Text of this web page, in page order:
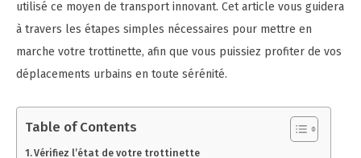
utilisé ce moyen de transport innovant. Cet article vous guidera
à travers les étapes simples nécessaires pour mettre en
marche votre trottinette, afin que vous puissiez profiter de vos
déplacements urbains en toute sérénité.
Table of Contents
Vérifiez l’état de votre trottinette